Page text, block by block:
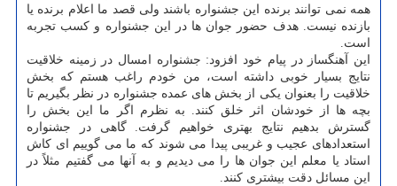
همه نمی توانند برنده این جشنواره باشند ولی قصد ما اعلام برنده یا
بازنده نیست. هدف حضور جوان ها در این جشنواره و کسب تجربه
است.
این آهنگساز در پیام خود افزود: جشنواره امسال در زمینه خلاقیت
نتایج بسیار خوبی داشته است، من خودم راغب هستم که بخش
خلاقیت را بعنوان یکی از بخش های عمده جشنواره در نظر بگیریم تا
بچه ها از خودشان اثر خلق کنند. به نظرم اگر ما این بخش را
گسترش بدهیم نتایج بهتری خواهیم گرفت. گاهی در جشنواره
استعدادهای عجیب و غریبی پیدا می شوند که ما می گوییم ای کاش
استاد یا معلم این جوان ها را می دیدیم و به آنها می گفتیم مثلاً در
این مسائل دقت بیشتری کنند.